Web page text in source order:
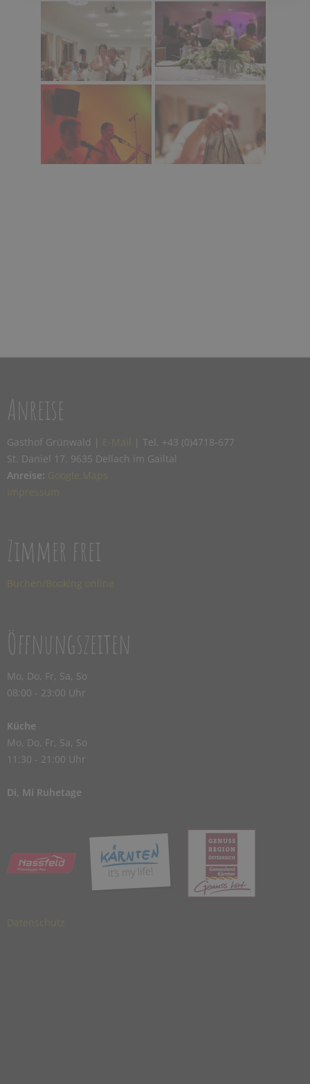
Anreise
Gasthof Grünwald |
| Tel. +43 (0)4718-677
St. Daniel 17, 9635 Dellach im Gailtal
Anreise:
Zimmer frei
Öffnungszeiten
Mo, Do, Fr, Sa, So
08:00 - 23:00 Uhr
Küche
Mo, Do, Fr, Sa, So
11:30 - 21:00 Uhr
Di, Mi Ruhetage